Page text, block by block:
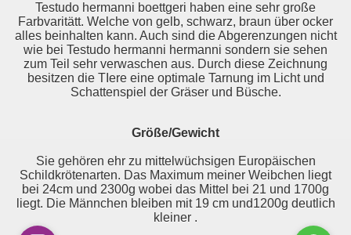
Testudo hermanni boettgeri haben eine sehr große
Farbvaritätt. Welche von gelb, schwarz, braun über ocker
alles beinhalten kann. Auch sind die Abgerenzungen nicht
wie bei Testudo hermanni hermanni sondern sie sehen
zum Teil sehr verwaschen aus. Durch diese Zeichnung
besitzen die TIere eine optimale Tarnung im Licht und
Schattenspiel der Gräser und Büsche.
Größe/Gewicht
Sie gehören ehr zu mittelwüchsigen Europäischen
Schildkrötenarten. Das Maximum meiner Weibchen liegt
bei 24cm und 2300g wobei das Mittel bei 21 und 1700g
liegt. Die Männchen bleiben mit 19 cm und1200g deutlich
kleiner .